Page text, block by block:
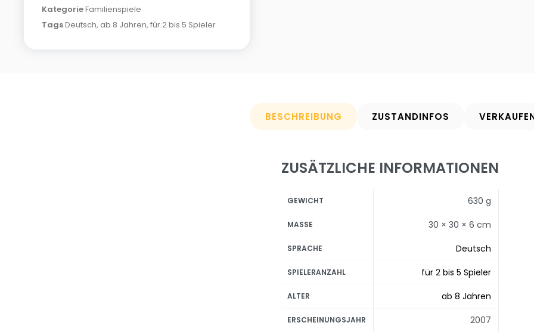
KategorieFamilienspiele
TagsDeutsch, ab 8 Jahren, für 2 bis 5 Spieler
BESCHREIBUNG ZUSTANDINFOS
ZUSÄTZLICHE INFORMATIONEN
GEWICHT 630 g
MASSE 30 × 30 × 6 cm
SPRACHE Deutsch
SPIELERANZAHL für 2 bis 5 Spieler
ALTER ab 8 Jahren
ERSCHEINUNGSJAHR 2007